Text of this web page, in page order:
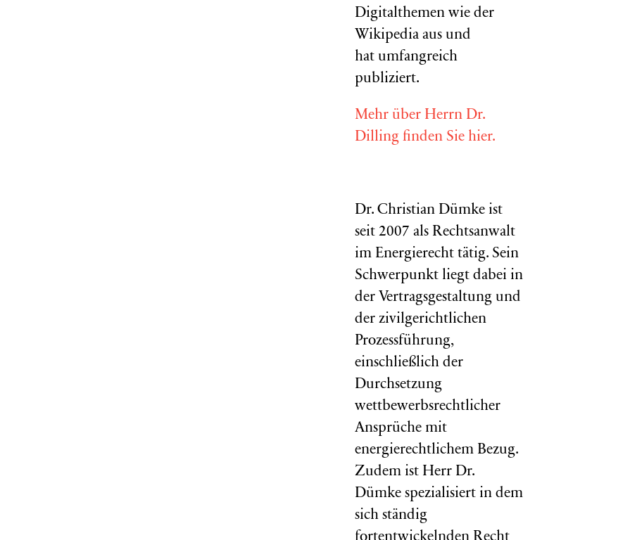
Digitalthemen wie der
Wikipedia aus und
hat umfangreich
publiziert.
Mehr über Herrn Dr.
Dilling finden Sie hier.
Dr. Christian Dümke ist
seit 2007 als Rechtsanwalt
im Energierecht tätig. Sein
Schwerpunkt liegt dabei in
der Vertragsgestaltung und
der zivilgerichtlichen
Prozessführung,
einschließlich der
Durchsetzung
wettbewerbsrechtlicher
Ansprüche mit
energierechtlichem Bezug.
Zudem ist Herr Dr.
Dümke spezialisiert in dem
sich ständig